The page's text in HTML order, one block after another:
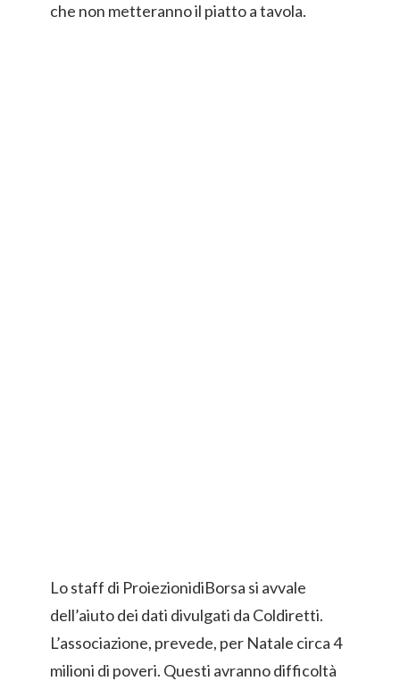
che non metteranno il piatto a tavola.
Lo staff di ProiezionidiBorsa si avvale
dell’aiuto dei dati divulgati da Coldiretti.
L’associazione, prevede, per Natale circa 4
milioni di poveri. Questi avranno difficoltà